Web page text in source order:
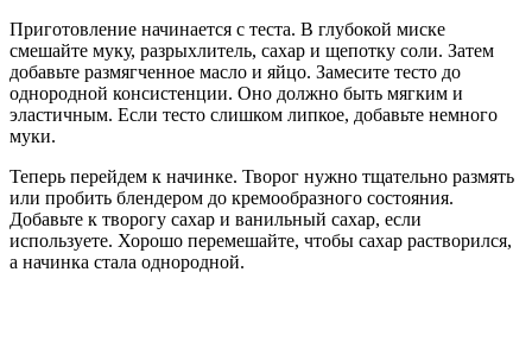
Приготовление начинается с теста. В глубокой миске
смешайте муку, разрыхлитель, сахар и щепотку соли. Затем
добавьте размягченное масло и яйцо. Замесите тесто до
однородной консистенции. Оно должно быть мягким и
эластичным. Если тесто слишком липкое, добавьте немного
муки.
Теперь перейдем к начинке. Творог нужно тщательно размять
или пробить блендером до кремообразного состояния.
Добавьте к творогу сахар и ванильный сахар, если
используете. Хорошо перемешайте, чтобы сахар растворился,
а начинка стала однородной.